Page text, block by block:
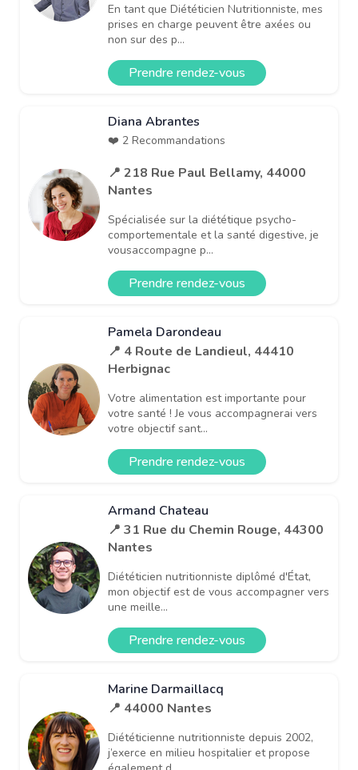
En tant que Diététicien Nutritionniste, mes
prises en charge peuvent être axées ou
non sur des p...
Prendre rendez-vous
Diana Abrantes
❤️ 2 Recommandations
📍 218 Rue Paul Bellamy, 44000
Nantes
Spécialisée sur la diététique psycho-
comportementale et la santé digestive, je
vousaccompagne p...
Prendre rendez-vous
Pamela Darondeau
📍 4 Route de Landieul, 44410
Herbignac
Votre alimentation est importante pour
votre santé ! Je vous accompagnerai vers
votre objectif sant...
Prendre rendez-vous
Armand Chateau
📍 31 Rue du Chemin Rouge, 44300
Nantes
Diététicien nutritionniste diplômé d'État,
mon objectif est de vous accompagner vers
une meille...
Prendre rendez-vous
Marine Darmaillacq
📍 44000 Nantes
Diététicienne nutritionniste depuis 2002,
j’exerce en milieu hospitalier et propose